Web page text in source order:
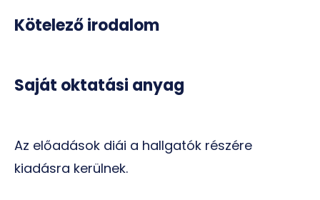
Kötelező irodalom
Saját oktatási anyag
Az előadások diái a hallgatók részére
kiadásra kerülnek.